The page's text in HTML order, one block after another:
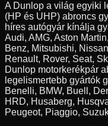
A Dunlop a világ egyiki
(HP és UHP) abroncs
híres autógyár kínálja
Audi, AMG, Aston
Benz, Mitsubishi,
Renault, Rover, Seat,
Dunlop motorkerékpár
legelismertebb gyártók
Benelli, BMW, Buell,
HRD, Husaberg,
Peugeot, Piaggio,